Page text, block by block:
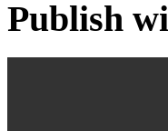
Publish